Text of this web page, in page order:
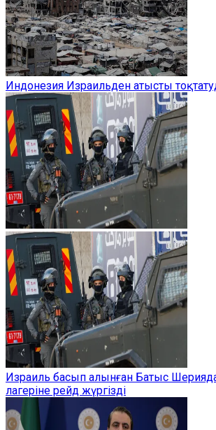
Индонезия Израильден атысты
Израиль басып алынған Батыс
лагеріне рейд жүргізді